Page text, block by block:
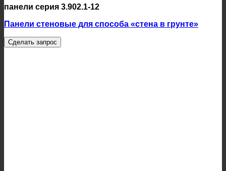
панели серия 3.902.1-12
Панели стеновые для способа «стена в грунте»
Сделать запрос